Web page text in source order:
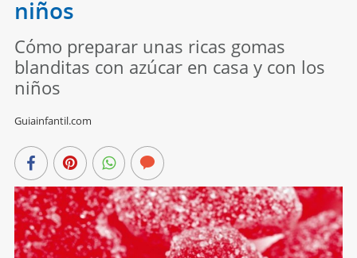
niños
Cómo preparar unas ricas gomas
blanditas con azúcar en casa y con los
niños
Guiainfantil.com